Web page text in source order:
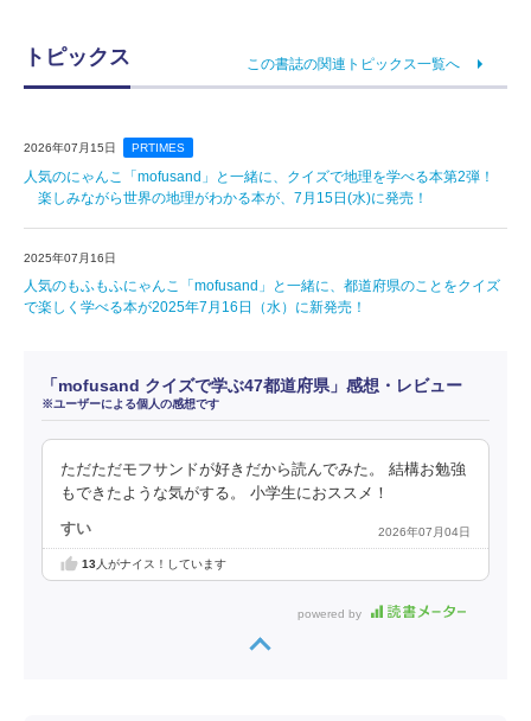
トピックス この書誌の関連トピックス一覧へ
2026年07月15日 PRTIMES
人気のにゃんこ「mofusand」と一緒に、クイズで地理を学べる本第2弾！
楽しみながら世界の地理がわかる本が、7月15日(水)に発売！
2025年07月16日
人気のもふもふにゃんこ「mofusand」と一緒に、都道府県のことをクイズ
で楽しく学べる本が2025年7月16日（水）に新発売！
「mofusand クイズで学ぶ47都道府県」感想・レビュー
※ユーザーによる個人の感想です
ただただモフサンドが好きだから読んでみた。 結構お勉強
もできたような気がする。 小学生におススメ！
すい 2026年07月04日
13人がナイス！しています
powered by